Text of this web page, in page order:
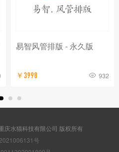
易智风管排版 - 永久版
￥3998 932
水猫科技有限公司 版权所有
号